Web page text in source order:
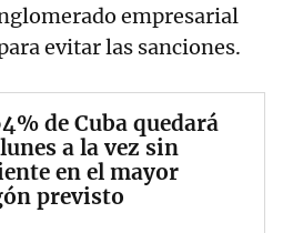
empresarial
evitar las sanciones.
de Cuba quedará
a la vez sin
en el mayor
previsto